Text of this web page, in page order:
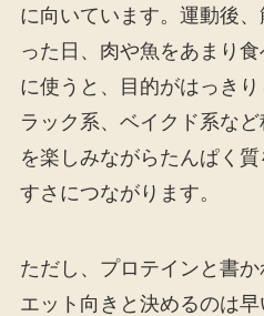
に向いています。運動後
った日、肉や魚をあまり
に使うと、目的がはっき
ラック系、ベイクド系な
を楽しみながらたんぱく
すさにつながります。
ただし、プロテインと書
エット向きと決めるのは